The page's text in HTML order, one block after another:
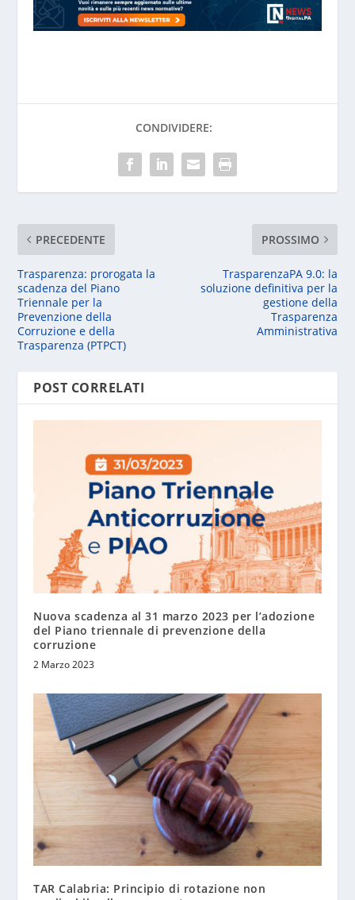
CONDIVIDERE:
PRECEDENTE
Trasparenza: prorogata la
scadenza del Piano
Triennale per la
Prevenzione della
Corruzione e della
Trasparenza (PTPCT)
PROSSIMO
TrasparenzaPA 9.0: la
soluzione definitiva per la
gestione della
Trasparenza
Amministrativa
POST CORRELATI
Nuova scadenza al 31 marzo 2023 per l’adozione
del Piano triennale di prevenzione della
corruzione
2 Marzo 2023
TAR Calabria: Principio di rotazione non